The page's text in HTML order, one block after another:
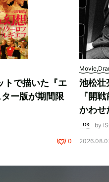
トで描いた『エ
ー版が期間限
0
池松壮
『開
かわせ
by